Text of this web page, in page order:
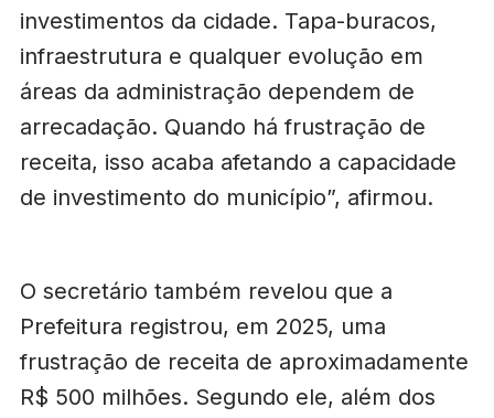
investimentos da cidade. Tapa-buracos,
infraestrutura e qualquer evolução em
áreas da administração dependem de
arrecadação. Quando há frustração de
receita, isso acaba afetando a capacidade
de investimento do município”, afirmou.
O secretário também revelou que a
Prefeitura registrou, em 2025, uma
frustração de receita de aproximadamente
R$ 500 milhões. Segundo ele, além dos